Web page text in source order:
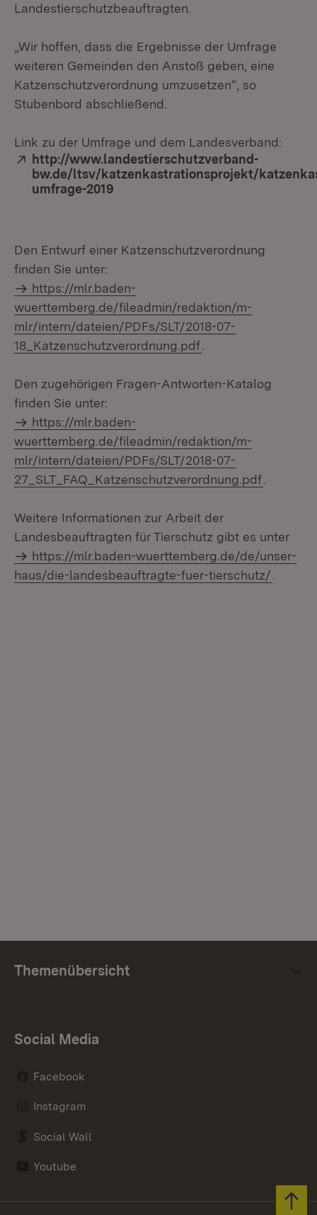
Landestierschutzbeauftragten.
„Wir hoffen, dass die Ergebnisse der Umfrage
weiteren Gemeinden den Anstoß geben, eine
Katzenschutzverordnung umzusetzen“, so
Stubenbord abschließend.
Link zu der Umfrage und dem Landesverband:
Extern:
http://www.landestierschutzverband-
bw.de/ltsv/katzenkastrationsprojekt/
umfrage-2019
Den Entwurf einer Katzenschutzverordnung
finden Sie unter:
https://mlr.baden-
wuerttemberg.de/fileadmin/redaktion/m-
mlr/intern/dateien/PDFs/SLT/2018-07-
18_Katzenschutzverordnung.pdf
Den zugehörigen Fragen-Antworten-Katalog
finden Sie unter:
https://mlr.baden-
wuerttemberg.de/fileadmin/redaktion/m-
mlr/intern/dateien/PDFs/SLT/2018-07-
27_SLT_FAQ_Katzenschutzverordnung.pdf
Weitere Informationen zur Arbeit der
Landesbeauftragten für Tierschutz gibt es unter
https://mlr.baden-wuerttemberg.de/de/unser-
haus/die-landesbeauftragte-fuer-tierschutz/
Themenübersicht
Social Media
Facebook
Instagram
Social Wall
Youtube